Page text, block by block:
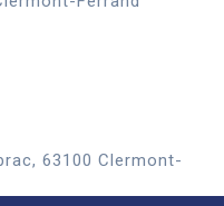
63100 Clermont-